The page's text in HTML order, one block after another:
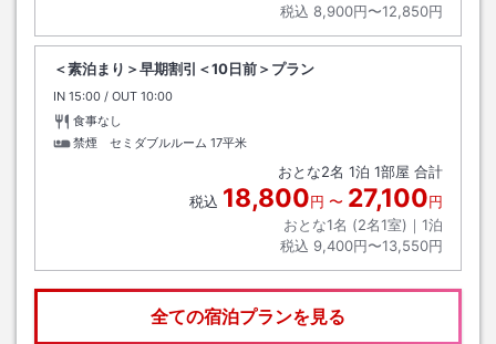
税込 8,900円〜12,850円
＜素泊まり＞早期割引＜10日前＞プラン
IN チェックイン
15:00 / OUT チェックアウト
10:00
食事なし
禁煙 セミダブルルーム 17平米
おとな2名 1泊 1部屋 合計
税込 18,800円 〜 27,100円
おとな1名 (2名1室)｜ 1泊
税込 9,400円〜13,550円
全ての宿泊プランを見る